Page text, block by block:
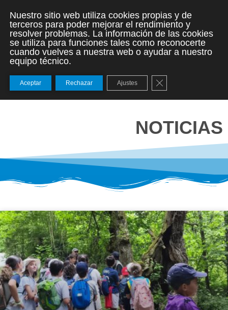
NOTICIAS
Nuestro sitio web utiliza cookies propias y de
terceros para poder mejorar el rendimiento y
resolver problemas. La información de las cookies
se utiliza para funciones tales como reconocerte
cuando vuelves a nuestra web o ayudar a nuestro
equipo técnico.
Aceptar Rechazar Ajustes Cerrar el banner de